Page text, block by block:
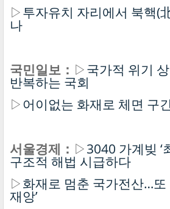
▷투자유치 자리에서 북핵(
나
국민일보： ▷국가적 위기
반복하는 국회
▷어이없는 화재로 체면 구
서울경제： ▷3040 가계빚 ‘
구조적 해법 시급하다
▷화재로 멈춘 국가전산…또
재앙’